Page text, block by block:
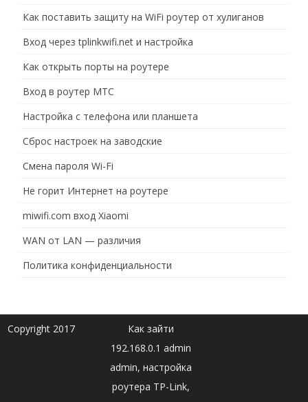
Как поставить защиту на WiFi роутер от хулиганов
Вход через tplinkwifi.net и настройка
Как открыть порты на роутере
Вход в роутер МТС
Настройка с телефона или планшета
Сброс настроек на заводские
Смена пароля Wi-Fi
Не горит Интернет на роутере
miwifi.com вход Xiaomi
WAN от LAN — различия
Политика конфиденциальности
Copyright 2017
Как зайти
192.168.0.1 admin
admin, настройка
роутера TP-Link,